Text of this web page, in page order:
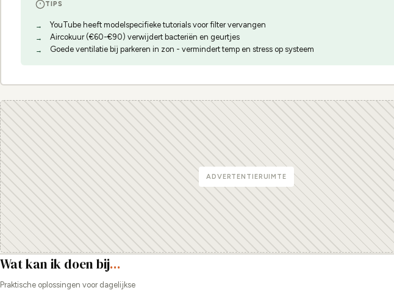
TIPS
YouTube heeft modelspecifieke tutorials voor filter vervangen
Aircokuur (€60-€90) verwijdert bacteriën en geurtjes
Goede ventilatie bij parkeren in zon - vermindert temp en stress op systeem
ADVERTENTIERUIMTE
Wat kan ik doen bij...
Praktische oplossingen voor dagelijkse